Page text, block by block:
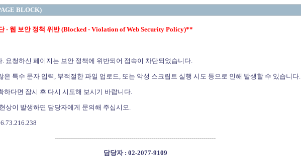
BLOCK)
- 웹 보안 정책 위반 (Blocked - Violation of Web Security Policy)**
. 요청하신 페이지는 보안 정책에 위반되어 접속이 차단되었습니다.
은 특수 문자 입력, 부적절한 파일 업로드, 또는 악성 스크립트 실행 시도 등으로 인해 발생할 수 있습니다.
하다면 잠시 후 다시 시도해 보시기 바랍니다.
상이 발생하면 담당자에게 문의해 주십시오.
--------------------------------------------------------------------------------
담당자 : 02-2077-9109